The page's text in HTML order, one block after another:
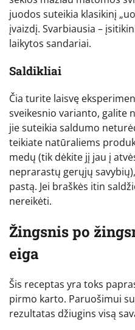
juodos suteikia klasikinį
įvaizdį. Svarbiausia –
laikytos sandariai.
Saldikliai
Čia turite laisvę
sveikesnio varianto, galite
jie suteikia saldumo
teikiate natūraliems
medų (tik dėkite jį jau į
neprarastų gerųjų
pastą. Jei braškės itin
nereikėti.
Žingsnis po
eiga
Šis receptas yra toks
pirmo karto. Paruošimui
rezultatas džiugins visą